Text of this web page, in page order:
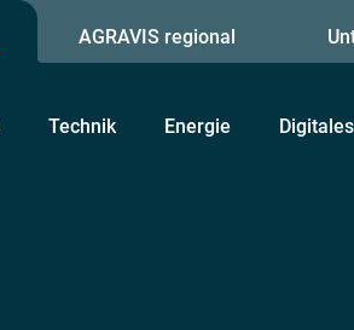
AGRAVIS regional
Technik Energie Digitales